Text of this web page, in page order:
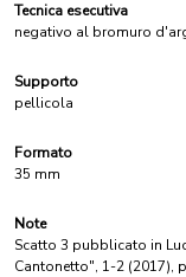
Tecnica esecutiva
negativo al bromuro
Supporto
pellicola
Formato
35 mm
Note
Scatto 3 pubblicato in
Cantonetto", 1-2 (2017),